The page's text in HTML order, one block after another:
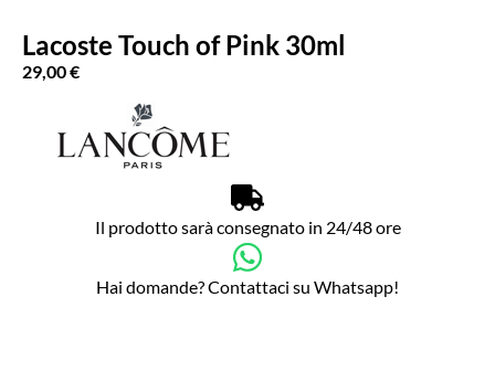
Lacoste Touch of Pink 30ml
29,00€
Il prodotto sarà consegnato in 24/48 ore
Hai domande? Contattaci su Whatsapp!